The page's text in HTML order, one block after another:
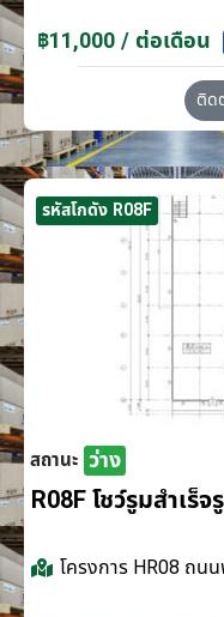
฿11,000 / ต่อเดือน
ติด
รหัสโกดัง R08F
สถานะ ว่าง
R08F โชว์รูมสำเร็
โครงการ HR08 ถนน